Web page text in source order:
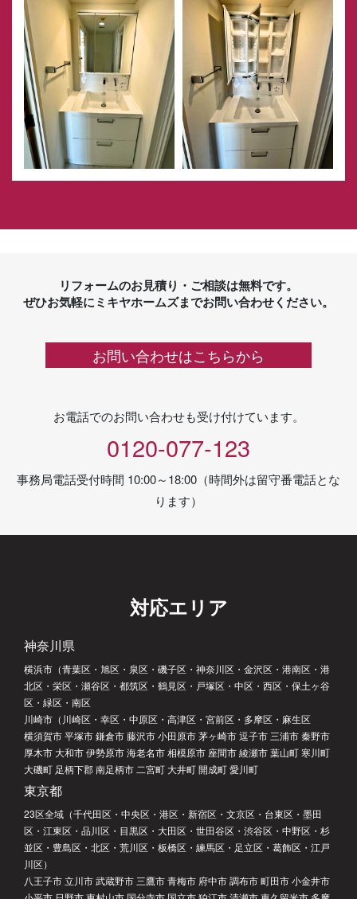
リフォームのお見積り・ご相談は無料です。
ぜひお気軽にミキヤホームズまでお問い合わせください。
お問い合わせはこちらから
お電話でのお問い合わせも受け付けています。
0120-077-123
事務局電話受付時間 10:00～18:00（時間外は留守番電話とな
ります）
対応エリア
神奈川県
横浜市（青葉区・旭区・泉区・磯子区・神奈川区・金沢区・港南区・港
北区・栄区・瀬谷区・都筑区・鶴見区・戸塚区・中区・西区・保土ヶ谷
区・緑区・南区
川崎市（川崎区・幸区・中原区・高津区・宮前区・多摩区・麻生区
横須賀市 平塚市 鎌倉市 藤沢市 小田原市 茅ヶ崎市 逗子市 三浦市 秦野市
厚木市 大和市 伊勢原市 海老名市 相模原市 座間市 綾瀬市 葉山町 寒川町
大磯町 足柄下郡 南足柄市 二宮町 大井町 開成町 愛川町
東京都
23区全域（千代田区・中央区・港区・新宿区・文京区・台東区・墨田
区・江東区・品川区・目黒区・大田区・世田谷区・渋谷区・中野区・杉
並区・豊島区・北区・荒川区・板橋区・練馬区・足立区・葛飾区・江戸
川区）
八王子市 立川市 武蔵野市 三鷹市 青梅市 府中市 調布市 町田市 小金井市